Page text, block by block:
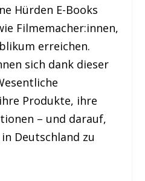
Hürden E-Books
Filmemacher:innen,
erreichen.
sich dank dieser
Produkte, ihre
– und darauf,
Deutschland zu